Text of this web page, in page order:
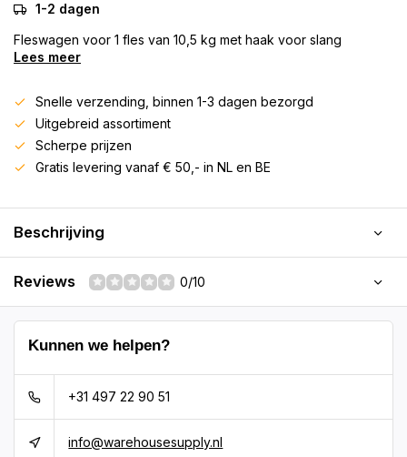
1-2 dagen
Fleswagen voor 1 fles van 10,5 kg met haak voor slang
Lees meer
Snelle verzending, binnen 1-3 dagen bezorgd
Uitgebreid assortiment
Scherpe prijzen
Gratis levering vanaf € 50,- in NL en BE
Beschrijving
Reviews 0/10
Kunnen we helpen?
+31 497 22 90 51
info@warehousesupply.nl